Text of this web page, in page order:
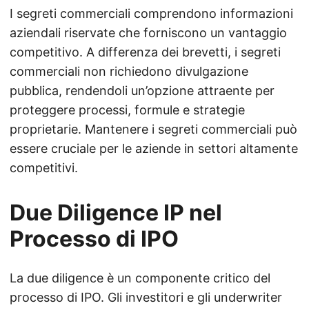
I segreti commerciali comprendono informazioni
aziendali riservate che forniscono un vantaggio
competitivo. A differenza dei brevetti, i segreti
commerciali non richiedono divulgazione
pubblica, rendendoli un’opzione attraente per
proteggere processi, formule e strategie
proprietarie. Mantenere i segreti commerciali può
essere cruciale per le aziende in settori altamente
competitivi.
Due Diligence IP nel
Processo di IPO
La due diligence è un componente critico del
processo di IPO. Gli investitori e gli underwriter